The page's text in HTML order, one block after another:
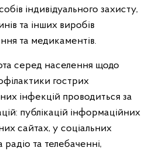
індивідуального захисту,
та інших виробів
та медикаментів.
серед населення щодо
гострих
інфекцій проводиться за
публікацій інформаційних
сайтах, у соціальних
та телебаченні,